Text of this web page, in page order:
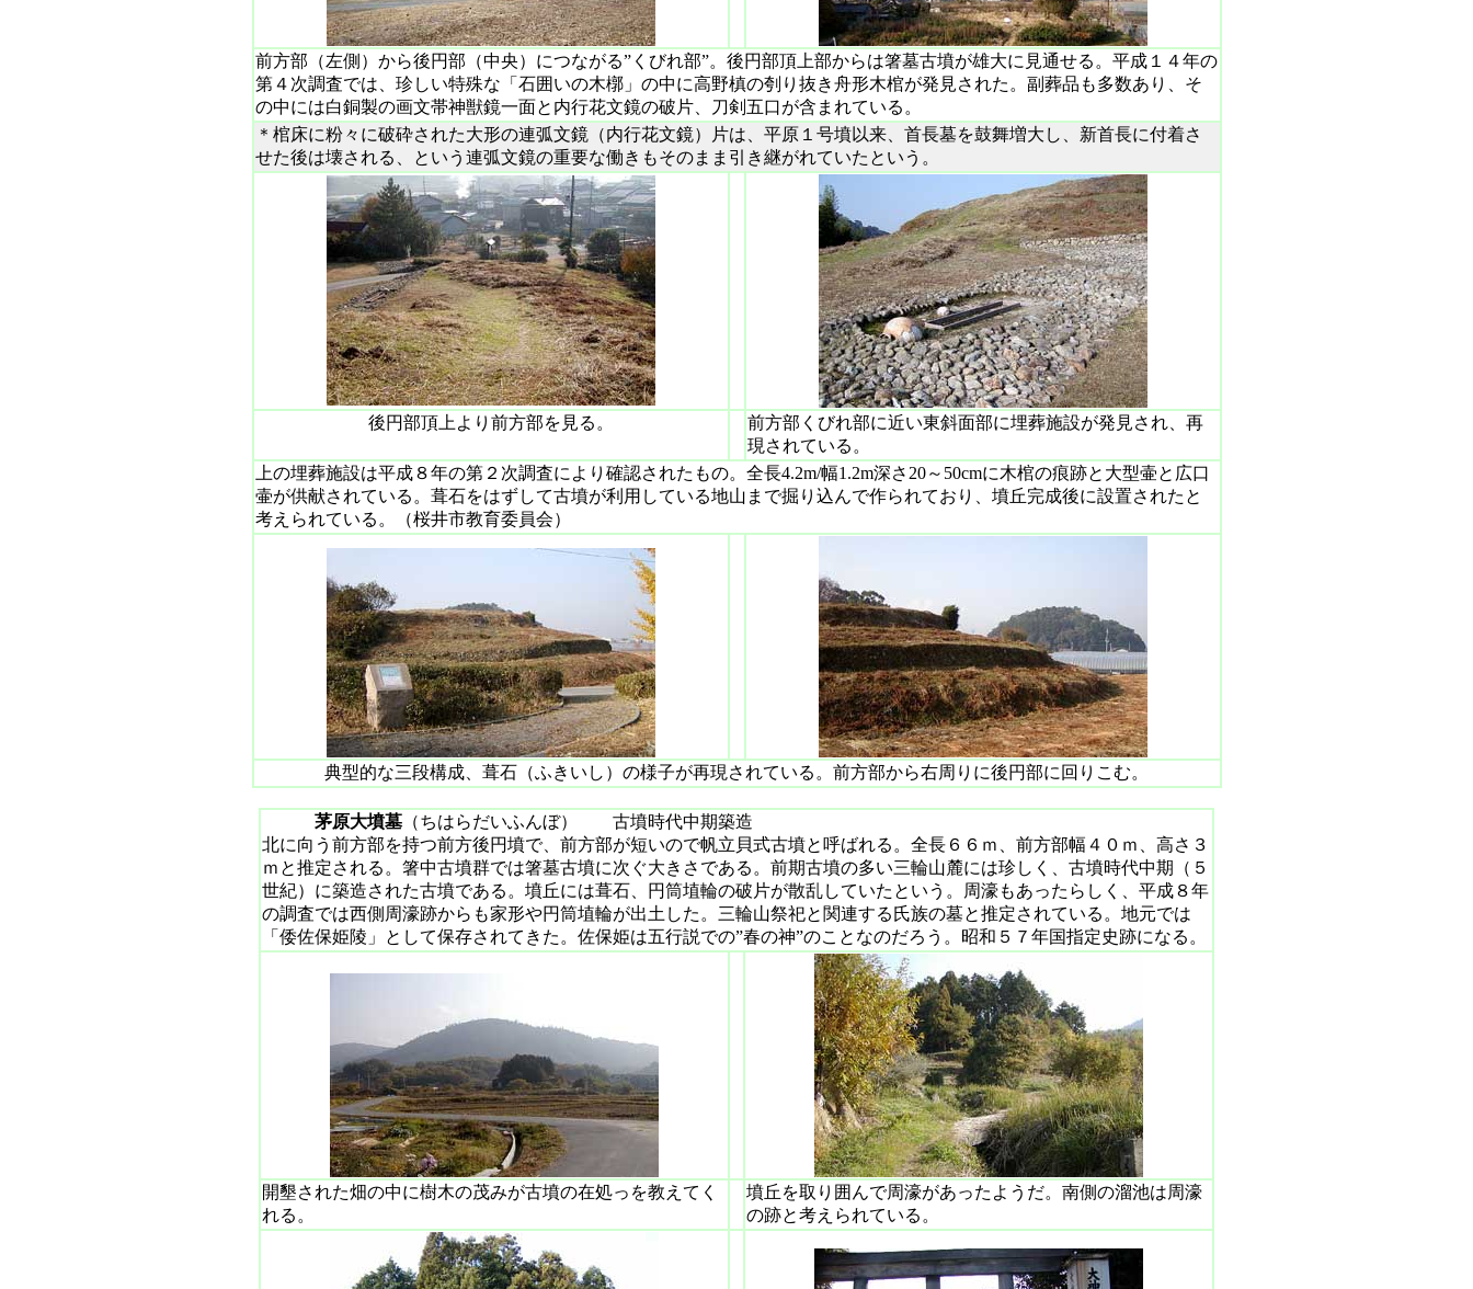
前方部（左側）から後円部（中央）につながる”くびれ部”。後円部頂上部からは箸墓古墳が雄大に見通せる。平成１４年の
第４次調査では、珍しい特殊な「石囲いの木槨」の中に高野槙の刳り抜き舟形木棺が発見された。副葬品も多数あり、そ
の中には白銅製の画文帯神獣鏡一面と内行花文鏡の破片、刀剣五口が含まれている。
＊棺床に粉々に破砕された大形の連弧文鏡（内行花文鏡）片は、平原１号墳以来、首長墓を鼓舞増大し、新首長に付着さ
せた後は壊される、という連弧文鏡の重要な働きもそのまま引き継がれていたという。
後円部頂上より前方部を見る。
前方部くびれ部に近い東斜面部に埋葬施設が発見され、再
現されている。
上の埋葬施設は平成８年の第２次調査により確認されたもの。全長4.2m/幅1.2m深さ20～50cmに木棺の痕跡と大型壷と広口
壷が供献されている。葺石をはずして古墳が利用している地山まで掘り込んで作られており、墳丘完成後に設置されたと
考えられている。（桜井市教育委員会）
典型的な三段構成、葺石（ふきいし）の様子が再現されている。前方部から右周りに後円部に回りこむ。
茅原大墳墓 （ちはらだいふんぼ） 古墳時代中期築造
北に向う前方部を持つ前方後円墳で、前方部が短いので帆立貝式古墳と呼ばれる。全長６６ｍ、前方部幅４０ｍ、高さ３
ｍと推定される。箸中古墳群では箸墓古墳に次ぐ大きさである。前期古墳の多い三輪山麓には珍しく、古墳時代中期（５
世紀）に築造された古墳である。墳丘には葺石、円筒埴輪の破片が散乱していたという。周濠もあったらしく、平成８年
の調査では西側周濠跡からも家形や円筒埴輪が出土した。三輪山祭祀と関連する氏族の墓と推定されている。地元では
「倭佐保姫陵」として保存されてきた。佐保姫は五行説での”春の神”のことなのだろう。昭和５７年国指定史跡になる。
開墾された畑の中に樹木の茂みが古墳の在処っを教えてく
れる。
墳丘を取り囲んで周濠があったようだ。南側の溜池は周濠
の跡と考えられている。